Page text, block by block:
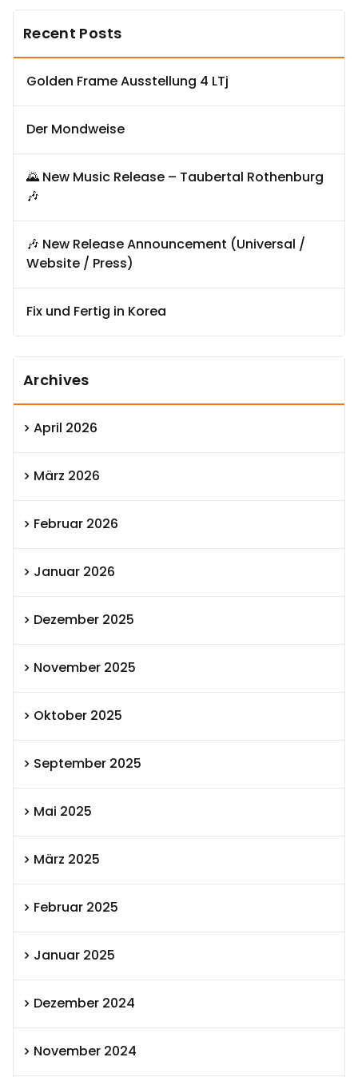
Recent Posts
Golden Frame Ausstellung 4 LTj
Der Mondweise
🌄 New Music Release – Taubertal Rothenburg
🎶
🎶 New Release Announcement (Universal /
Website / Press)
Fix und Fertig in Korea
Archives
April 2026
März 2026
Februar 2026
Januar 2026
Dezember 2025
November 2025
Oktober 2025
September 2025
Mai 2025
März 2025
Februar 2025
Januar 2025
Dezember 2024
November 2024